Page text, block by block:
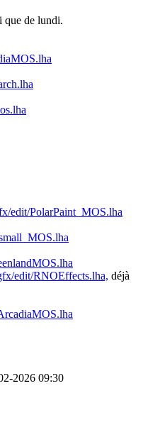
que de lundi.
edit/PolarPaint_MOS.lha
edit/RNOEffects.lha, déjà
2026 09:30